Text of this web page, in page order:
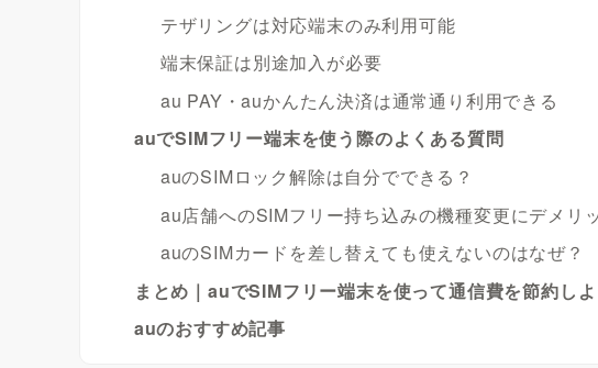
テザリングは対応端末のみ利用可能
端末保証は別途加入が必要
au PAY・auかんたん決済は通常通り利用できる
auでSIMフリー端末を使う際のよくある質問
auのSIMロック解除は自分でできる？
au店舗へのSIMフリー持ち込みの機種変更にデメリ
auのSIMカードを差し替えても使えないのはなぜ？
まとめ｜auでSIMフリー端末を使って通信費を節約しよ
auのおすすめ記事